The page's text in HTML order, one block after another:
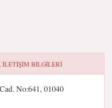
ILETIŞIM BILGILERI
No:641, 01040